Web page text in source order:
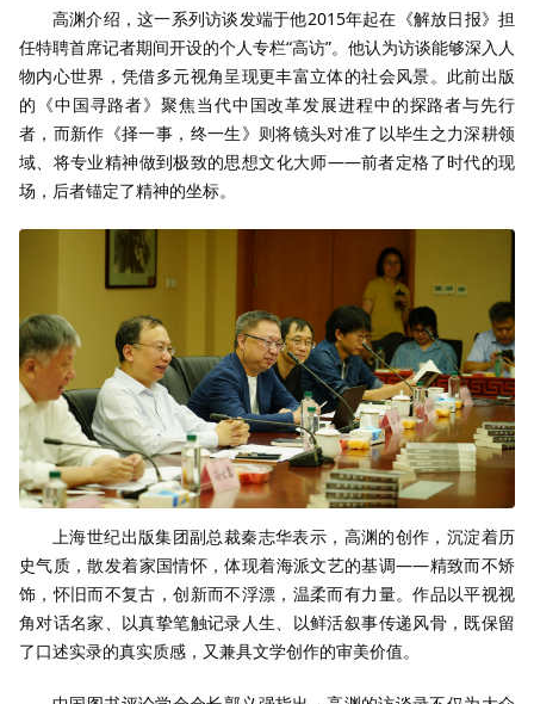
高渊介绍，这一系列访谈发端于他2015年起在《解放日报》担
任特聘首席记者期间开设的个人专栏“高访”。他认为访谈能够深入人
物内心世界，凭借多元视角呈现更丰富立体的社会风景。此前出版
的《中国寻路者》聚焦当代中国改革发展进程中的探路者与先行
者，而新作《择一事，终一生》则将镜头对准了以毕生之力深耕领
域、将专业精神做到极致的思想文化大师——前者定格了时代的现
场，后者锚定了精神的坐标。
上海世纪出版集团副总裁秦志华表示，高渊的创作，沉淀着历
史气质，散发着家国情怀，体现着海派文艺的基调——精致而不矫
饰，怀旧而不复古，创新而不浮漂，温柔而有力量。作品以平视视
角对话名家、以真挚笔触记录人生、以鲜活叙事传递风骨，既保留
了口述实录的真实质感，又兼具文学创作的审美价值。